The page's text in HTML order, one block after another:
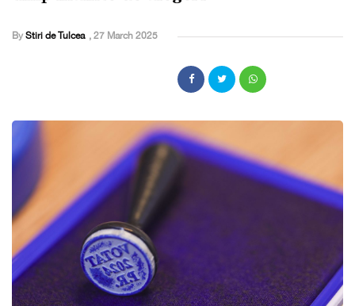
By Stiri de Tulcea , 27 March 2025